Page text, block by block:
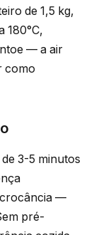
de 1,5 kg,
180°C,
— a air
como
3-5 minutos
crocância —
pré-